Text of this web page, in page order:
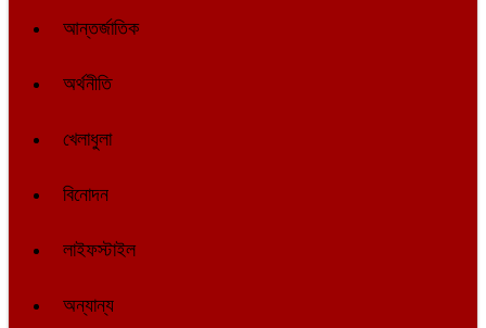
আন্তর্জাতিক
অর্থনীতি
খেলাধুলা
বিনোদন
লাইফস্টাইল
অন্যান্য